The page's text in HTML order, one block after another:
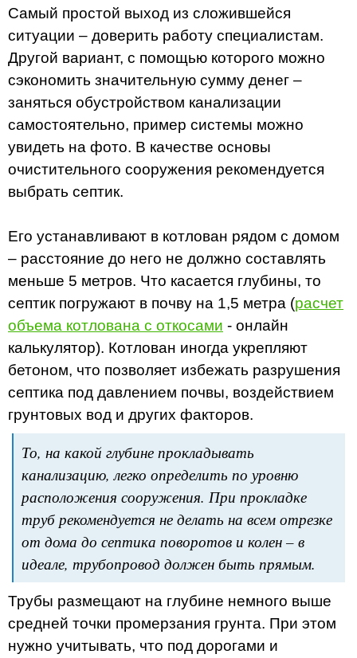
Самый простой выход из сложившейся
ситуации – доверить работу специалистам.
Другой вариант, с помощью которого можно
сэкономить значительную сумму денег –
заняться обустройством канализации
самостоятельно, пример системы можно
увидеть на фото. В качестве основы
очистительного сооружения рекомендуется
выбрать септик.
Его устанавливают в котлован рядом с домом
– расстояние до него не должно составлять
меньше 5 метров. Что касается глубины, то
септик погружают в почву на 1,5 метра (расчет
объема котлована с откосами - онлайн
калькулятор). Котлован иногда укрепляют
бетоном, что позволяет избежать разрушения
септика под давлением почвы, воздействием
грунтовых вод и других факторов.
То, на какой глубине прокладывать
канализацию, легко определить по уровню
расположения сооружения. При прокладке
труб рекомендуется не делать на всем отрезке
от дома до септика поворотов и колен – в
идеале, трубопровод должен быть прямым.
Трубы размещают на глубине немного выше
средней точки промерзания грунта. При этом
нужно учитывать, что под дорогами и